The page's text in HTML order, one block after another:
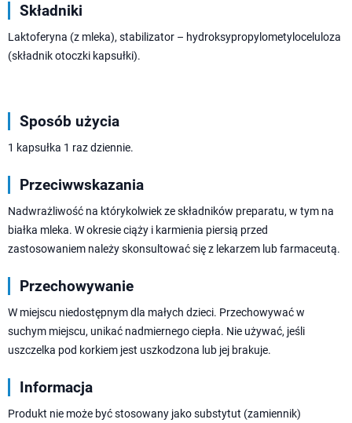
Składniki
Laktoferyna (z mleka), stabilizator – hydroksypropylometyloceluloza
(składnik otoczki kapsułki).
Sposób użycia
1 kapsułka 1 raz dziennie.
Przeciwwskazania
Nadwrażliwość na którykolwiek ze składników preparatu, w tym na
białka mleka. W okresie ciąży i karmienia piersią przed
zastosowaniem należy skonsultować się z lekarzem lub farmaceutą.
Przechowywanie
W miejscu niedostępnym dla małych dzieci. Przechowywać w
suchym miejscu, unikać nadmiernego ciepła. Nie używać, jeśli
uszczelka pod korkiem jest uszkodzona lub jej brakuje.
Informacja
Produkt nie może być stosowany jako substytut (zamiennik)